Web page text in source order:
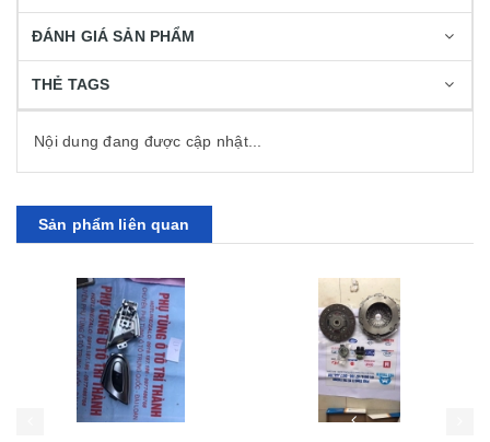
ĐÁNH GIÁ SẢN PHẨM
THẺ TAGS
Nội dung đang được cập nhật...
Sản phẩm liên quan